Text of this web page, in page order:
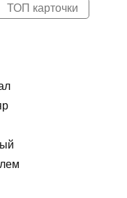
ТОП карточки
шлемы